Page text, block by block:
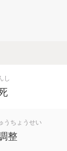
し
うちょうせい
整